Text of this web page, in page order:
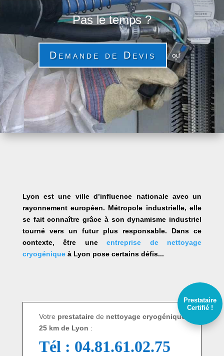
Pas le temps ?
Demande de Devis ou
Lyon est une ville d’influence nationale avec un
rayonnement européen. Métropole industrielle, elle
se fait connaître grâce à son dynamisme industriel
tourné vers un futur plus responsable. Dans ce
contexte, être uneentreprise de nettoyage
cryogéniqueà Lyon pose certains défis...
Prestataire
Certifié !
Votre prestataire de nettoyage cryogénique, à
25 km de Lyon :
Tél : 04.81.61.02.75